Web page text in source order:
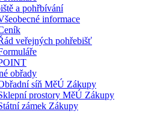
a pohřbívání
informace
veřejných pohřebišť
obřady
síň MěÚ Zákupy
prostory MěÚ Zákupy
zámek Zákupy